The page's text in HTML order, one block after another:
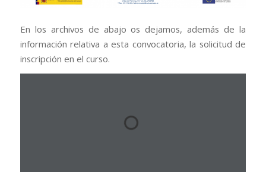
En los archivos de abajo os dejamos, además de la
información relativa a esta convocatoria, la solicitud de
inscripción en el curso.